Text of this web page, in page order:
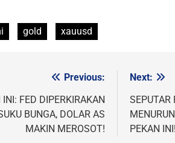
gold xauusd
Previous:
FED DIPERKIRAKAN
BUNGA, DOLAR AS
MAKIN MEROSOT!
Next:
SEPUTAR
PEKAN INI!